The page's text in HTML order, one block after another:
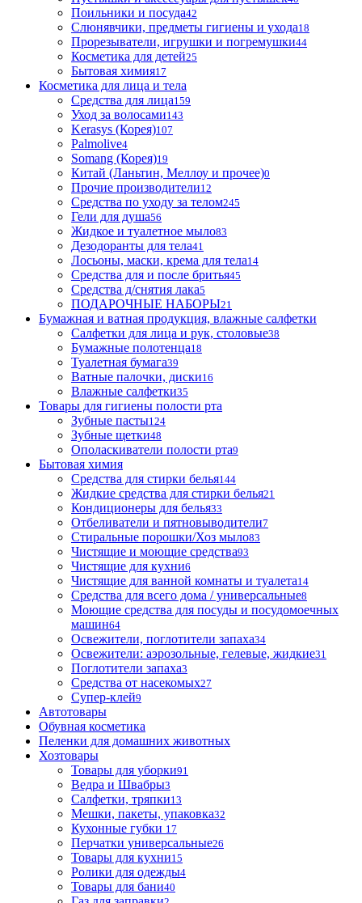
Поильники и посуда42
Слюнявчики, предметы гигиены и ухода18
Прорезыватели, игрушки и погремушки44
Косметика для детей25
Бытовая химия17
Косметика для лица и тела
Cредства для лица159
Уход за волосами143
Kerasys (Корея)107
Palmolive4
Somang (Корея)19
Китай (Ланьтин, Меллоу и прочее)0
Прочие производители12
Средства по уходу за телом245
Гели для душа56
Жидкое и туалетное мыло83
Дезодоранты для тела41
Лосьоны, маски, крема для тела14
Средства для и после бритья45
Средства д/снятия лака5
ПОДАРОЧНЫЕ НАБОРЫ21
Бумажная и ватная продукция, влажные салфетки
Салфетки для лица и рук, столовые38
Бумажные полотенца18
Туалетная бумага39
Ватные палочки, диски16
Влажные салфетки35
Товары для гигиены полости рта
Зубные пасты124
Зубные щетки48
Ополаскиватели полости рта9
Бытовая химия
Средства для стирки белья144
Жидкие средства для стирки белья21
Кондиционеры для белья33
Отбеливатели и пятновыводители7
Стиральные порошки/Хоз мыло83
Чистящие и моющие средства93
Чистящие для кухни6
Чистящие для ванной комнаты и туалета14
Средства для всего дома / универсальные8
Моющие средства для посуды и посудомоечных
машин64
Освежители, поглотители запаха34
Освежители: аэрозольные, гелевые, жидкие31
Поглотители запаха3
Средства от насекомых27
Супер-клей9
Автотовары
Обувная косметика
Пеленки для домашних животных
Хозтовары
Товары для уборки91
Ведра и Швабры3
Салфетки, тряпки13
Мешки, пакеты, упаковка32
Кухонные губки 17
Перчатки универсальные26
Товары для кухни15
Ролики для одежды4
Товары для бани40